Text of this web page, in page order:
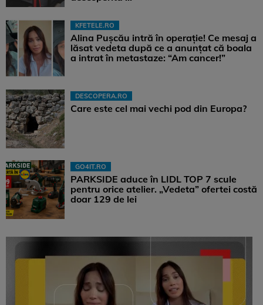
KFETELE.RO
Alina Pușcău intră în operație! Ce mesaj a
lăsat vedeta după ce a anunțat că boala
a intrat în metastaze: “Am cancer!”
DESCOPERA.RO
Care este cel mai vechi pod din Europa?
GO4IT.RO
PARKSIDE aduce în LIDL TOP 7 scule
pentru orice atelier. „Vedeta” ofertei costă
doar 129 de lei